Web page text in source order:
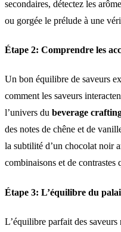
secondaires, détectez les
ou gorgée le prélude à une
Étape 2: Comprendre les
Un bon équilibre de saveurs
comment les saveurs
l’univers du beverage
des notes de chêne et de
la subtilité d’un chocolat noir
combinaisons et de contrastes
Étape 3: L’équilibre du
L’équilibre parfait des saveurs